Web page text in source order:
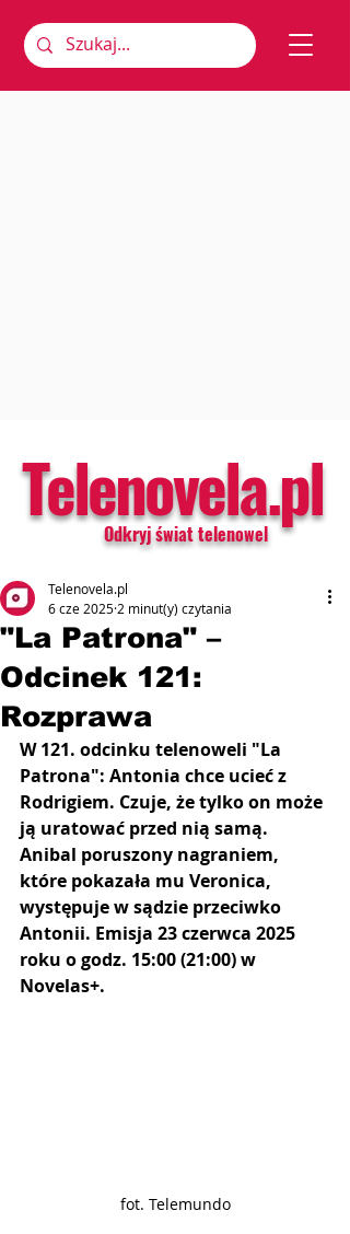
Telenovela.pl
Odkryj świat telenowel
"La Patrona" –
Odcinek 121:
Rozprawa
Telenovela.pl
6 cze 2025 2 minut(y) czytania
W 121. odcinku telenoweli "La
Patrona": Antonia chce ucieć z
Rodrigiem. Czuje, że tylko on może
ją uratować przed nią samą.
Anibal poruszony nagraniem,
które pokazała mu Veronica,
występuje w sądzie przeciwko
Antonii. Emisja 23 czerwca 2025
roku o godz. 15:00 (21:00) w
Novelas+.
fot. Telemundo